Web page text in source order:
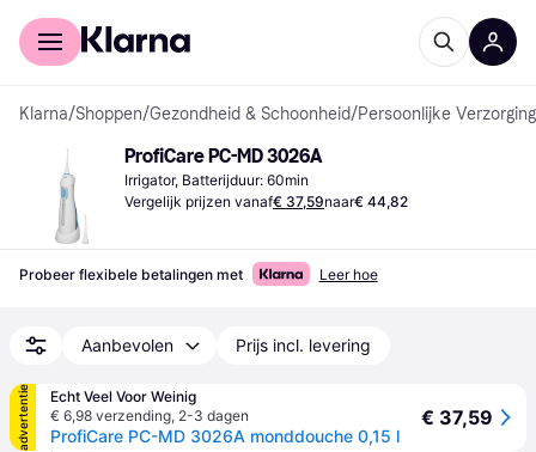
Voor shoppers
Klarna/Shoppen/Gezondheid & Schoonheid/Persoonlijke Verzorging
ProfiCare PC-MD 3026A
Irrigator, Batterijduur: 60min
Vergelijk prijzen vanaf€ 37,59naar€ 44,82
Probeer flexibele betalingen met Leer hoe
Aanbevolen Prijs incl. levering
advertentie
Echt Veel Voor Weinig
€ 6,98 verzending, 2-3 dagen
ProfiCare PC-MD 3026A monddouche 0,15 l
€ 37,59